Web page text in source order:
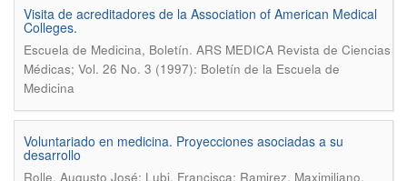
Visita de acreditadores de la Association of American Medical
Colleges.
Escuela de Medicina, Boletín. ARS MEDICA Revista de Ciencias
Médicas; Vol. 26 No. 3 (1997): Boletín de la Escuela de
Medicina
Voluntariado en medicina. Proyecciones asociadas a su
desarrollo
Rolle, Augusto José; Lubi, Francisca; Ramirez, Maximiliano.